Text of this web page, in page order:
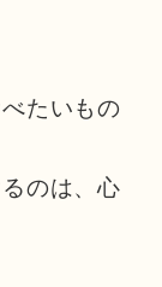
たいもの
のは、心